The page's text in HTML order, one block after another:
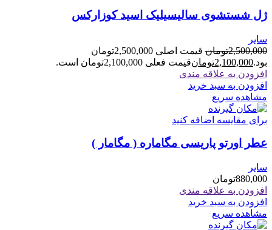
ژل شستشوی سالیسیلیک اسید کوزارکس
سایر
2,500,000تومان
قیمت اصلی 2,500,000تومان
بود.2,100,000تومانقیمت فعلی 2,100,000تومان است.
افزودن به علاقه مندی
افزودن به سبد خرید
مشاهده سریع
برای مقایسه اضافه کنید
عطر اورتو پاریسی مگاماره ( مگامار )
سایر
880,000تومان
افزودن به علاقه مندی
افزودن به سبد خرید
مشاهده سریع